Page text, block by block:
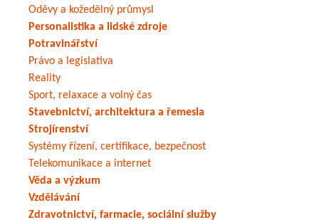
Oděvy a kožedělný průmysl
Personalistika a lidské zdroje
Potravinářství
Právo a legislativa
Reality
Sport, relaxace a volný čas
Stavebnictví, architektura a řemesla
Strojírenství
Systémy řízení, certifikace, bezpečnost
Telekomunikace a internet
Věda a výzkum
Vzdělávání
Zdravotnictví, farmacie, sociální služby